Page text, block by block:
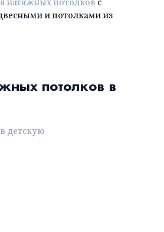
натяжных потолков с
и потолками из